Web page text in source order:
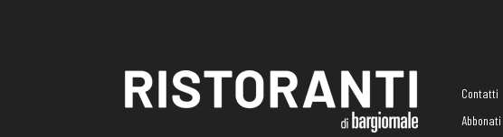
Contatti
Abbonati